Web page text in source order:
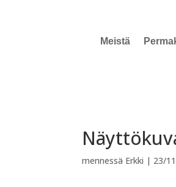
Meistä
mennessä Erkki | 23/